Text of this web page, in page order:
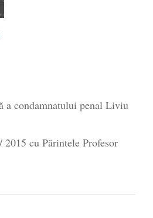
a condamnatului penal Liviu
2015 cu Părintele Profesor